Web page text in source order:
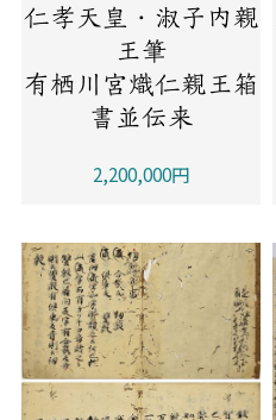
仁孝天皇・淑子内親
王筆
有栖川宮熾仁親王箱
書並伝来
2,200,000円